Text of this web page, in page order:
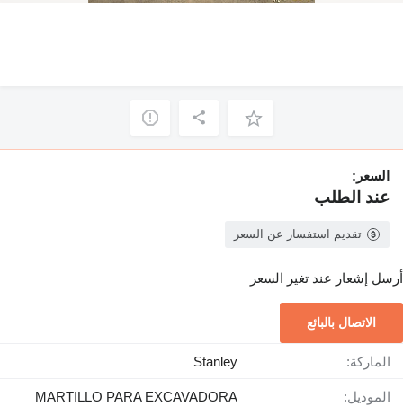
السعر:
عند الطلب
تقديم استفسار عن السعر
أرسل إشعار عند تغير السعر
الاتصال بالبائع
الماركة: Stanley
الموديل: MARTILLO PARA EXCAVADORA